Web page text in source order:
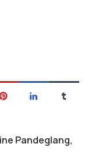
Pandeglang,